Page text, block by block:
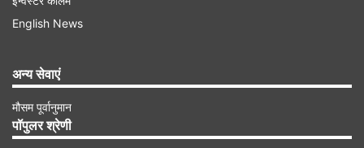
है।
क्या है सबसे बड़ी चुनौती?
डिप्रेशन की सबसे बड़ी चुनौती यह है कि इससे जूझ रहा
English News
अन्य सेवाएं
मौसम पूर्वानुमान
पॉपुलर श्रेणी